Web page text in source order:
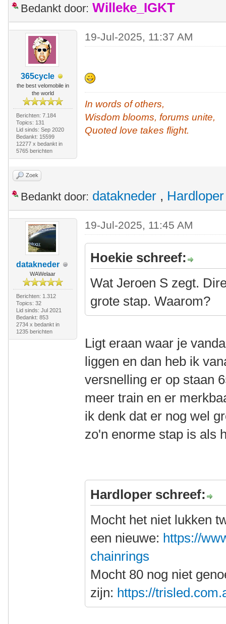
Bedankt door: Willeke_IGKT
365cycle
the best velomobile in
the world
Berichten: 7.184
Topics: 131
Lid sinds: Sep 2020
Bedankt: 15599
12277 x bedankt in
5765 berichten
19-Jul-2025, 11:37 AM
In words of others,
Wisdom blooms, forums unite,
Quoted love takes flight.
Zoek
Bedankt door: datakneder , Hardloper
datakneder
WAWelaar
Berichten: 1.312
Topics: 32
Lid sinds: Jul 2021
Bedankt: 853
2734 x bedankt in
1235 berichten
19-Jul-2025, 11:45 AM
Hoekie schreef:
Wat Jeroen S zegt.
grote stap. Waarom?
Ligt eraan waar je
liggen en dan heb ik
versnelling er op staan
meer train en er
ik denk dat er nog wel
zo'n enorme stap is als
Hardloper schreef:
Mocht het niet lukken
een nieuwe: https://
chainrings
Mocht 80 nog niet
zijn: https://